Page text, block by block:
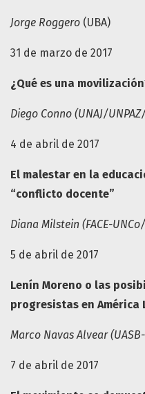
Jorge Roggero (UBA)
31 de marzo
¿Qué es una
Diego Conno (UNAJ/
4 de abril
El malestar en la
“conflicto docente”
Diana Milstein (FACE-
5 de abril
Lenín Moreno o las
progresistas en América
Marco Navas Alvear
7 de